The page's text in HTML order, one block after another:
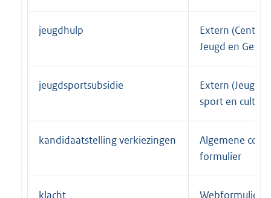
x
t
e
e
l
i
n
k
jeugdhulp
Extern
Jeugd en Gezin)
jeugdsportsubsidie
Extern
sport en
kandidaatstelling verkiezingen
Algemene
formulier
klacht
E
Webformulier